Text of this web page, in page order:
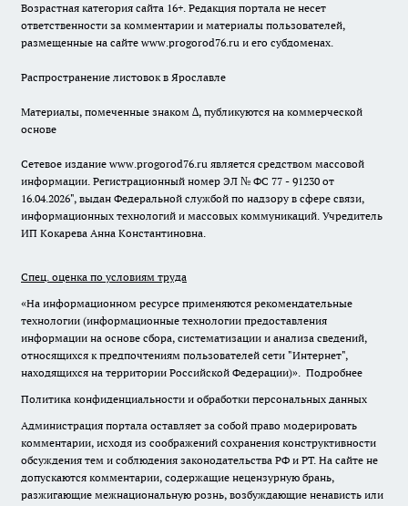
Возрастная категория сайта 16+. Редакция портала не несет
ответственности за комментарии и материалы пользователей,
размещенные на сайте www.progorod76.ru и его субдоменах.
Распространение листовок в Ярославле
Материалы, помеченные знаком ∆, публикуются на коммерческой
основе
Сетевое издание www.progorod76.ru является средством массовой
информации. Регистрационный номер ЭЛ № ФС 77 - 91230 от
16.04.2026", выдан Федеральной службой по надзору в сфере связи,
информационных технологий и массовых коммуникаций. Учредитель
ИП Кокарева Анна Константиновна.
Спец. оценка по условиям труда
«На информационном ресурсе применяются рекомендательные
технологии (информационные технологии предоставления
информации на основе сбора, систематизации и анализа сведений,
относящихся к предпочтениям пользователей сети "Интернет",
находящихся на территории Российской Федерации)». Подробнее
Политика конфиденциальности и обработки персональных данных
Администрация портала оставляет за собой право модерировать
комментарии, исходя из соображений сохранения конструктивности
обсуждения тем и соблюдения законодательства РФ и РТ. На сайте не
допускаются комментарии, содержащие нецензурную брань,
разжигающие межнациональную рознь, возбуждающие ненависть или